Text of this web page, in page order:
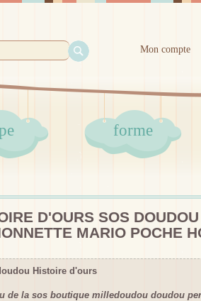
Mon compte
forme
D'OURS SOS
MARIO POCHE
Histoire d'ours
de la sos boutique milledoudou doudou